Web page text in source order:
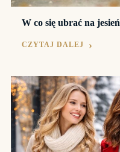
W co się ubrać na
CZYTAJ DALEJ